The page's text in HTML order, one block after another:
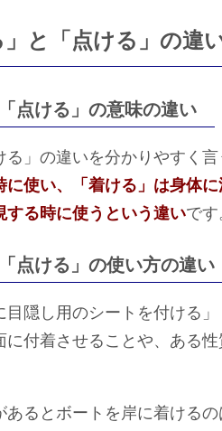
」と「点ける」の違
点ける」の意味の違い
」の違いを分かりやすく言
使い、「着ける」は身体
する時に使うという違いです
点ける」の使い方の違い
目隠し用のシートを付ける
付着させることや、ある
あるとボートを岸に着ける